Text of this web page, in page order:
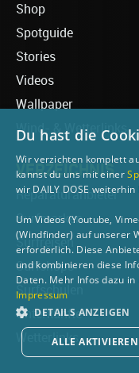
Shop
Spotguide
Stories
Videos
Wallpaper
Wind- & Wetterlinks
VERZEICHNIS
Reparaturanbieter
Surfmarken
Surfreisen
Surfshops
Surfschulen
Unterkünfte
Wetterlinks
Du hast die
Wir verzichten komplett
kannst du uns mit einer
wir DAILY DOSE
Um Videos (Youtube,
(Windfinder) auf unserer
erforderlich. Diese
und kombinieren diese
Daten. Mehr Infos dazu
Impressum
DETAILS ANZEIGEN
ALLE AKTIVIEREN